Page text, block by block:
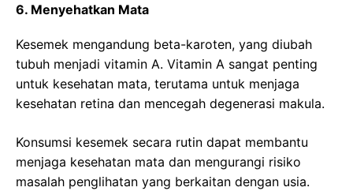
6. Menyehatkan Mata
Kesemek mengandung beta-karoten, yang diubah
tubuh menjadi vitamin A. Vitamin A sangat penting
untuk kesehatan mata, terutama untuk menjaga
kesehatan retina dan mencegah degenerasi makula.
Konsumsi kesemek secara rutin dapat membantu
menjaga kesehatan mata dan mengurangi risiko
masalah penglihatan yang berkaitan dengan usia.